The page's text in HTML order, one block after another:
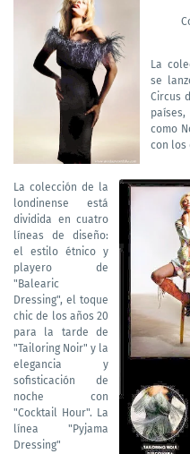
La
se
Circus
como
con los
La colección de la
londinense está
dividida en cuatro
líneas de diseño:
el estilo étnico y
playero de
"Balearic
Dressing", el toque
chic de los años 20
para la tarde de
"Tailoring Noir" y la
elegancia y
sofisticación de
noche con
"Cocktail Hour". La
línea "Pyjama
Dressing"